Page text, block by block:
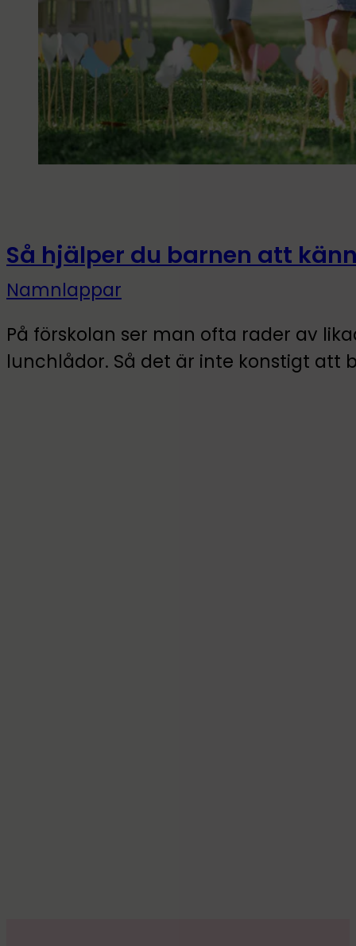
Så hjälper du barnen att
Namnlappar
På förskolan ser man ofta rader av
lunchlådor. Så det är inte konstigt att